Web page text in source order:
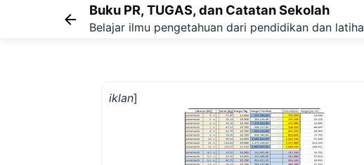
Buku PR, TUGAS, dan Catatan Sekolah
Belajar ilmu pengetahuan dari pendidikan dan
iklan]